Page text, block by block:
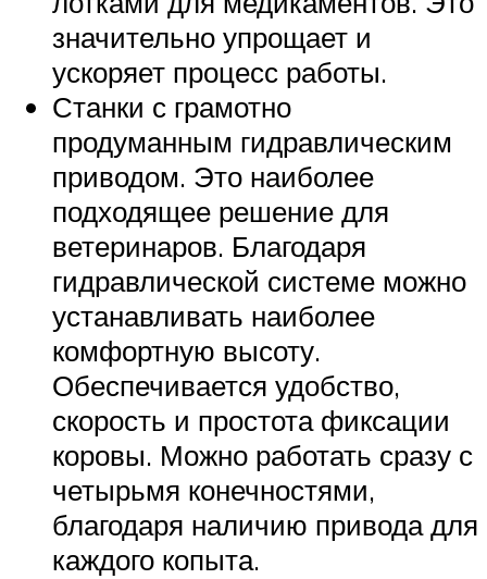
значительно упрощает и
ускоряет процесс работы.
Станки с грамотно
продуманным гидравлическим
приводом. Это наиболее
подходящее решение для
ветеринаров. Благодаря
гидравлической системе можно
устанавливать наиболее
комфортную высоту.
Обеспечивается удобство,
скорость и простота фиксации
коровы. Можно работать сразу с
четырьмя конечностями,
благодаря наличию привода для
каждого копыта.